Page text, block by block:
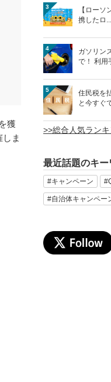
獲
ま
3
【ロー
携したロ...
4
ガソリン
で！ 利用
5
住民税を
と今すぐ
>>総合人気ラン
最近話題のキー
#キャンペーン
#自治体キャンペー